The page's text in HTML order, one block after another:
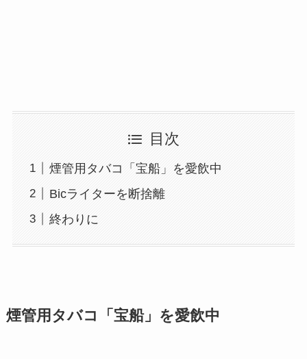
目次
煙管用タバコ「宝船」を愛飲中
Bicライターを断捨離
終わりに
煙管用タバコ「宝船」を愛飲中